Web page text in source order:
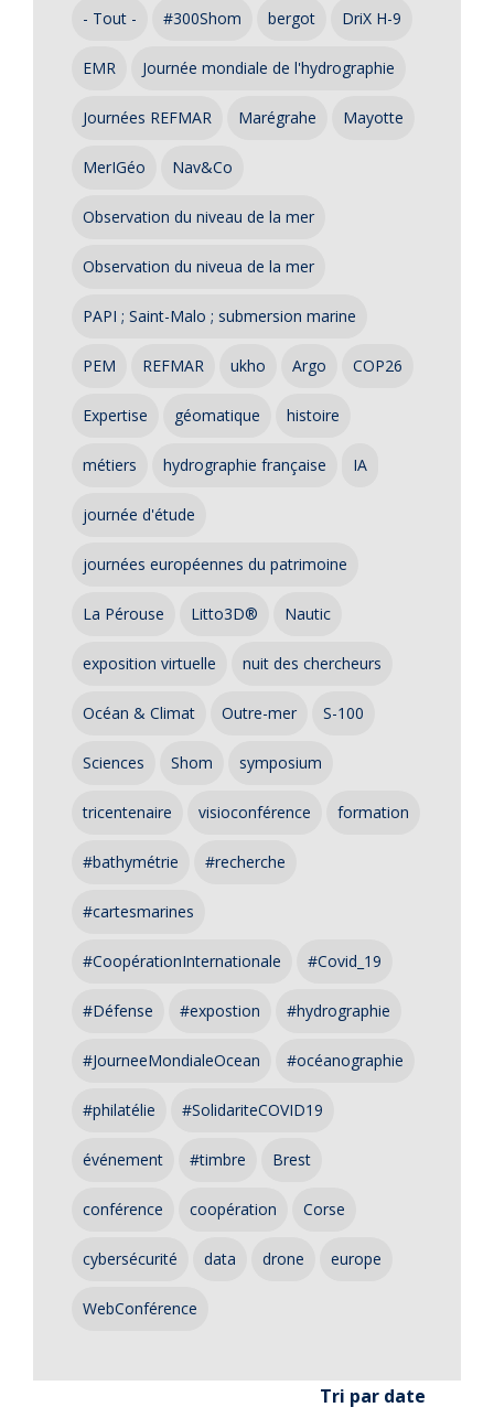
- Tout - #300Shom bergot DriX H-9
EMR Journée mondiale de l'hydrographie
Journées REFMAR Marégrahe Mayotte
MerIGéo Nav&Co
Observation du niveau de la mer
Observation du niveua de la mer
PAPI ; Saint-Malo ; submersion marine
PEM REFMAR ukho Argo COP26
Expertise géomatique histoire
métiers hydrographie française IA
journée d'étude
journées européennes du patrimoine
La Pérouse Litto3D® Nautic
exposition virtuelle nuit des chercheurs
Océan & Climat Outre-mer S-100
Sciences Shom symposium
tricentenaire visioconférence formation
#bathymétrie #recherche
#cartesmarines
#CoopérationInternationale #Covid_19
#Défense #expostion #hydrographie
#JourneeMondialeOcean #océanographie
#philatélie #SolidariteCOVID19
événement #timbre Brest
conférence coopération Corse
cybersécurité data drone europe
WebConférence
Tri par date